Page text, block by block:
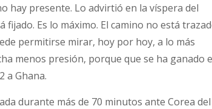
hay presente. Lo advirtió en la víspera del
Es lo máximo. El camino no está
permitirse mirar, hoy por hoy, a lo más
menos presión, porque que se ha ganado
a Ghana.
durante más de 70 minutos ante Corea del